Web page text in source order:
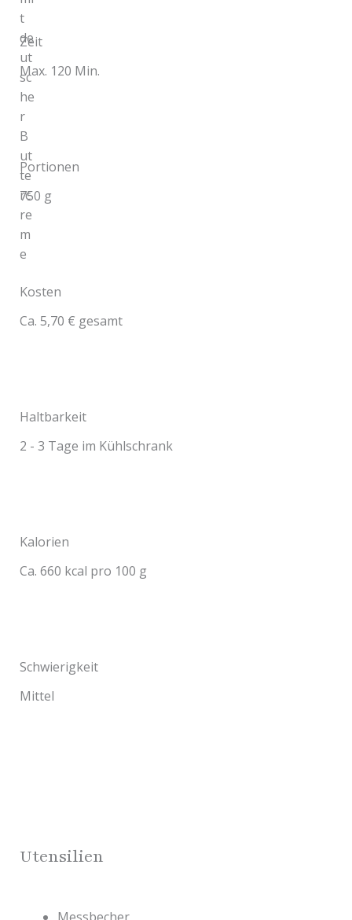
Zeit
Max. 120 Min.
Portionen
750 g
Kosten
Ca. 5,70 € gesamt
Haltbarkeit
2 - 3 Tage im Kühlschrank
Kalorien
Ca. 660 kcal pro 100 g
Schwierigkeit
Mittel
Utensilien